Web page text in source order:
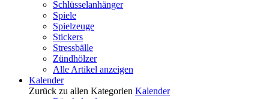
Schlüsselanhänger
Spiele
Spielzeuge
Stickers
Stressbälle
Zündhölzer
Alle Artikel anzeigen
Kalender
Zurück zu allen Kategorien Kalender